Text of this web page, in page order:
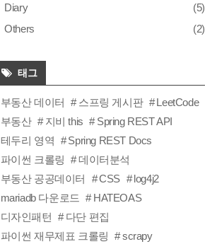
Diary
(5)
Others
(2)
태그
부동산 데이터 스프링 게시판
LeetCode
부동산
지비 this
Spring REST API
테두리 영역
Spring REST Docs
파이썬 크롤링
데이터분석
부동산 공공데이터
CSS
log4j2
mariadb 다운로드
HATEOAS
디자인패턴
다단 편집
파이썬 재무제표 크롤링
scrapy